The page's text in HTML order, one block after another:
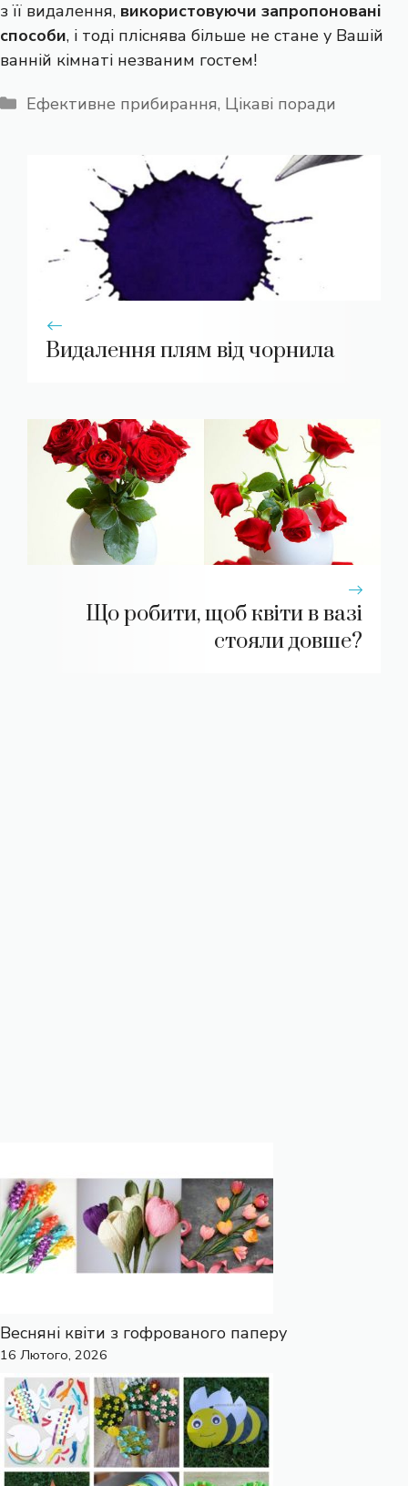
з її видалення, використовуючи запропоновані
способи, і тоді пліснява більше не стане у Вашій
ванній кімнаті незваним гостем!
Категорії
Ефективне прибирання, Цікаві поради
Видалення плям від чорнила
Що робити, щоб квіти в вазі
стояли довше?
Весняні квіти з гофрованого паперу
16 Лютого, 2026